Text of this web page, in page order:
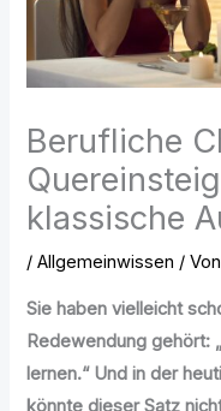
Berufliche
klassische
/Allgemeinwissen / Von
Sie haben vielleicht
Redewendung gehört:
lernen.“ Und in der
könnte dieser Satz